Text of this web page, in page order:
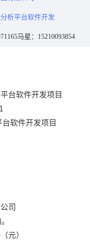
析平台软件开发
马星：15210093854
台软件开发项目
软件开发项目
司
元）